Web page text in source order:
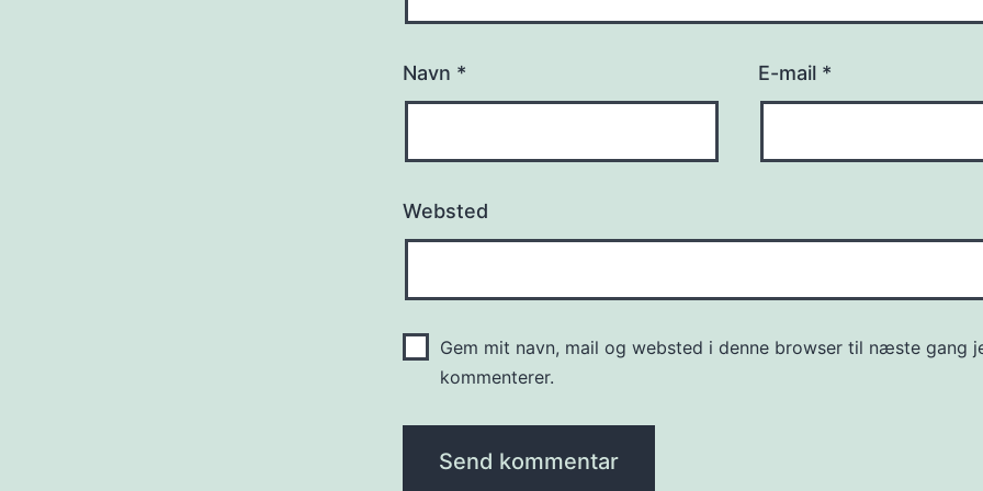
Navn * E-mail *
Websted
Gem mit navn, mail og websted i denne browser til næste gang
kommenterer.